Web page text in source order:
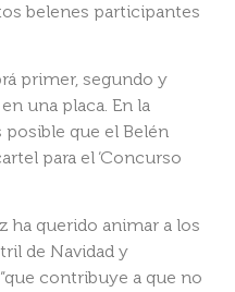
belenes participantes
primer, segundo y
una placa. En la
que el Belén
para el ‘Concurso
ha querido animar a los
de Navidad y
contribuye a que no